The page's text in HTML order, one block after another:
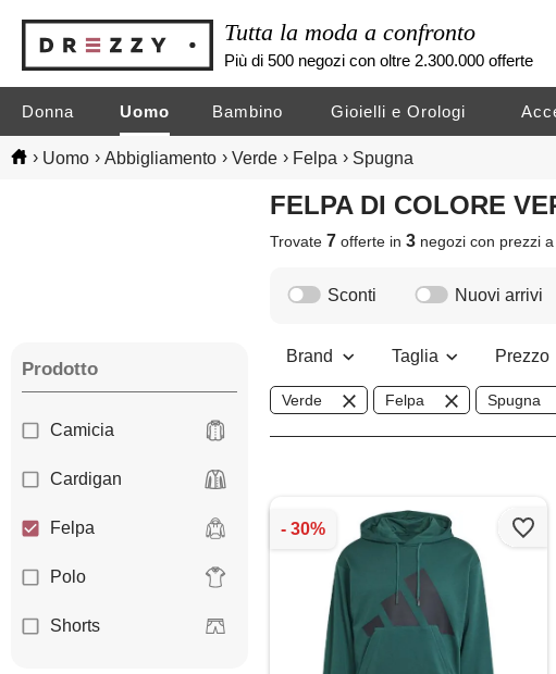
Tutta la moda a confronto
Più di 500 negozi con oltre 2.300.000 offerte
Donna Uomo Bambino Gioielli e Orologi
› Uomo › Abbigliamento › Verde › Felpa › Spugna
FELPA DI COLORE
Trovate7 offerte in3 negozicon prezzi
Prodotto
Camicia
Cardigan
Felpa
Polo
Shorts
Sconti Nuovi arrivi
Brand Taglia Prezzo
Verde Felpa Spugna